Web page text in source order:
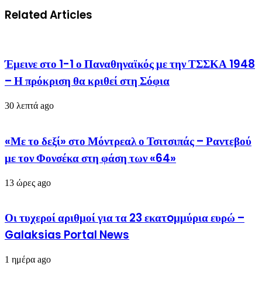
Related Articles
Έμεινε στο 1-1 ο Παναθηναϊκός με την ΤΣΣΚΑ 1948
– Η πρόκριση θα κριθεί στη Σόφια
30 λεπτά ago
«Με το δεξί» στο Μόντρεαλ ο Τσιτσιπάς – Ραντεβού
με τον Φονσέκα στη φάση των «64»
13 ώρες ago
Οι τυχεροί αριθμοί για τα 23 εκατoμμύρια ευρώ –
Galaksias Portal News
1 ημέρα ago